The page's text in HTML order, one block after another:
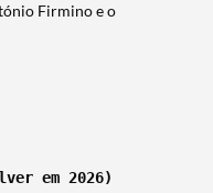
Firmino e o
em 2026)